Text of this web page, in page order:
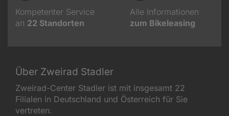
Kompetenter Service
an 22 Standorten
Alle Informationen
zum Bikeleasing
Über Zweirad Stadler
Zweirad-Center Stadler ist mit insgesamt 22
Filialen in Deutschland und Österreich für Sie
vertreten.